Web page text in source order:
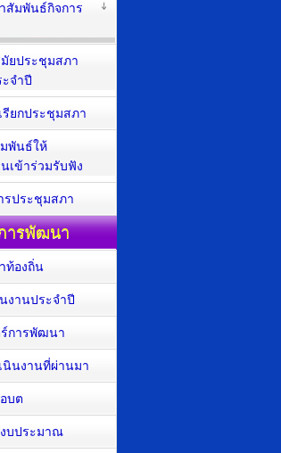
สัมพันธ์กิจการ
ยประชุมสภา
จำปี
รียกประชุมสภา
พันธ์ให้
เข้าร่วมรับฟัง
รประชุมสภา
ารพัฒนา
ท้องถิ่น
งานประจำปี
การพัฒนา
นินงานที่ผ่านมา
บต
บประมาณ